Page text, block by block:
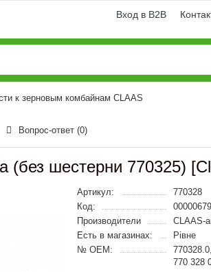
Вход в B2B
к зерновым комбайнам CLAAS
Вопрос-ответ (0)
(без шестерни 770325)
Артикул:
770328
Код:
Производители
CLAAS-
Есть в магазинах:
Рівне
№ OEM:
770 328